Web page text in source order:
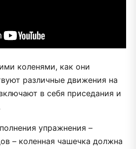
коленями, как они
различные движения на
в себя приседания и
упражнения –
– коленная чашечка должна